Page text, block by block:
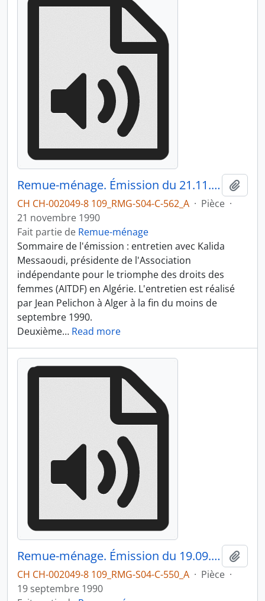
Remue-ménage. Émission du 21.11.1990 1/3
CH CH-002049-8 109_RMG-S04-C-562_A · Pièce ·
21 novembre 1990
Fait partie de Remue-ménage
Sommaire de l'émission : entretien avec Kalida
Messaoudi, présidente de l'Association
indépendante pour le triomphe des droits des
femmes (AITDF) en Algérie. L'entretien est réalisé
par Jean Pelichon à Alger à la fin du moins de
septembre 1990.
Deuxième… Read more
Remue-ménage. Émission du 19.09.1990 3/3
CH CH-002049-8 109_RMG-S04-C-550_A · Pièce ·
19 septembre 1990